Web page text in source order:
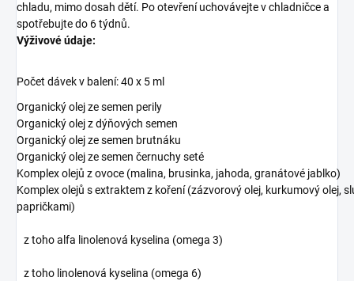
chladu, mimo dosah dětí. Po otevření uchovávejte v chladničce a
spotřebujte do 6 týdnů.
Výživové údaje:
Počet dávek v balení: 40 x 5 ml
Organický olej ze semen perily
Organický olej z dýňových semen
Organický olej ze semen brutnáku
Organický olej ze semen černuchy seté
Komplex olejů z ovoce (malina, brusinka, jahoda, granátové jablko)
Komplex olejů s extraktem z koření (zázvorový olej, kurkumový olej,
papričkami)
z toho alfa linolenová kyselina (omega 3)
z toho linolenová kyselina (omega 6)